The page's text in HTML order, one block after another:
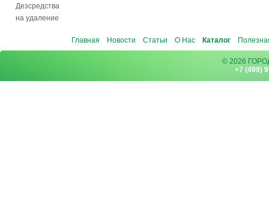
Дезсредства
на удаление
Главная Новости Статьи О Нас Каталог
© 2026
+7 (499)